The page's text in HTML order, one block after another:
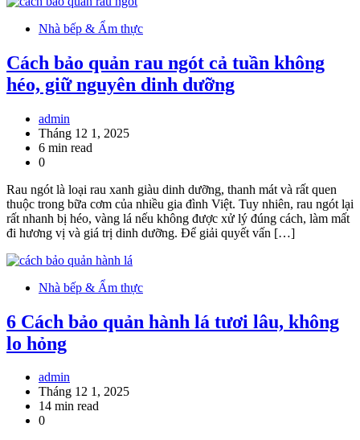
Nhà bếp & Ẩm thực
Cách bảo quản rau ngót cả tuần không
héo, giữ nguyên dinh dưỡng
admin
Tháng 12 1, 2025
6 min read
0
Rau ngót là loại rau xanh giàu dinh dưỡng, thanh mát và rất quen
thuộc trong bữa cơm của nhiều gia đình Việt. Tuy nhiên, rau ngót lại
rất nhanh bị héo, vàng lá nếu không được xử lý đúng cách, làm mất
đi hương vị và giá trị dinh dưỡng. Để giải quyết vấn […]
Nhà bếp & Ẩm thực
6 Cách bảo quản hành lá tươi lâu, không
lo hỏng
admin
Tháng 12 1, 2025
14 min read
0